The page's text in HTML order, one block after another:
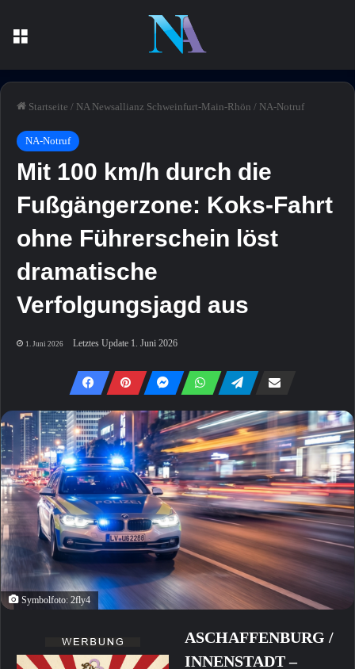
Startseite / NA Newsallianz Schweinfurt-Main-Rhön / NA-Notruf
NA-Notruf
Mit 100 km/h durch die
Fußgängerzone: Koks-Fahrt
ohne Führerschein löst
dramatische
Verfolgungsjagd aus
1. Juni 2026 Letztes Update 1. Juni 2026
Symbolfoto: 2fly4
ASCHAFFENBURG /
INNENSTADT –